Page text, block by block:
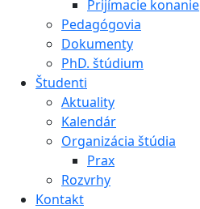
Prijímacie konanie
Pedagógovia
Dokumenty
PhD. štúdium
Študenti
Aktuality
Kalendár
Organizácia štúdia
Prax
Rozvrhy
Kontakt